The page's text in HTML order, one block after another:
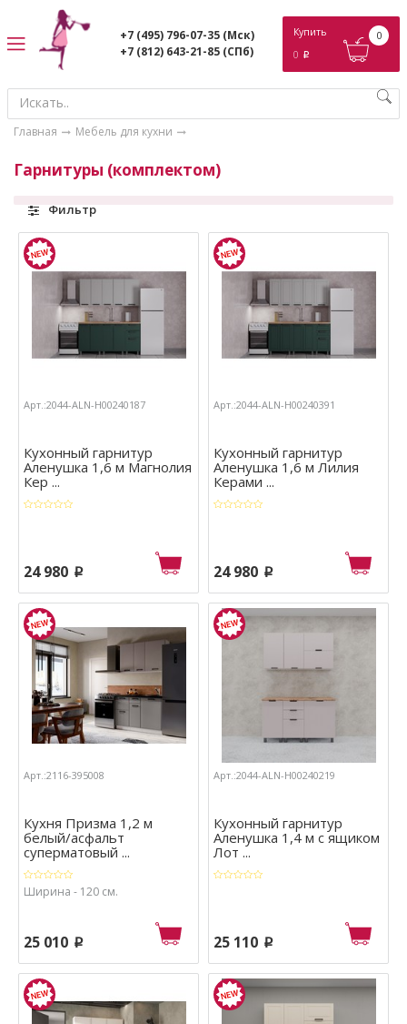
+7 (495) 796-07-35 (Мск)
+7 (812) 643-21-85 (СПб)
Купить
0 p
0
Главная Мебель для кухни
Гарнитуры (комплектом)
Фильтр
Арт.:2044-ALN-Н00240187
Кухонный гарнитур
Аленушка 1,6 м Магнолия
Кер ...
24 980 p
Арт.:2044-ALN-Н00240391
Кухонный гарнитур
Аленушка 1,6 м Лилия
Керами ...
24 980 p
Арт.:2116-395008
Кухня Призма 1,2 м
белый/асфальт
суперматовый ...
Ширина - 120 см.
25 010 p
Арт.:2044-ALN-Н00240219
Кухонный гарнитур
Аленушка 1,4 м с ящиком
Лот ...
25 110 p